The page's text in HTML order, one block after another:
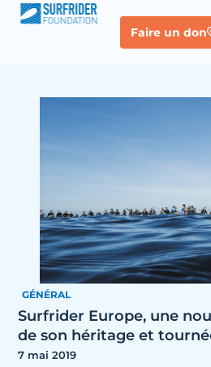
Faire un don
GÉNÉRAL
Surfrider Europe, une
de son héritage et
7 mai 2019